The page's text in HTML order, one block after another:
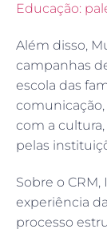
Educação:
Além disso,
campanhas
escola das
com a
pelas
Sobre o
experiência
processo